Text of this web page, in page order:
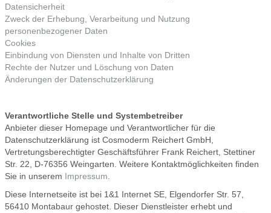
Datensicherheit
Zweck der Erhebung, Verarbeitung und Nutzung
personenbezogener Daten
Cookies
Einbindung von Diensten und Inhalte von Dritten
Rechte der Nutzer und Löschung von Daten
Änderungen der Datenschutzerklärung
Verantwortliche Stelle und Systembetreiber
Anbieter dieser Homepage und Verantwortlicher für die
Datenschutzerklärung ist Cosmoderm Reichert GmbH,
Vertretungsberechtigter Geschäftsführer Frank Reichert, Stettiner
Str. 22, D-76356 Weingarten. Weitere Kontaktmöglichkeiten finden
Sie in unserem Impressum
Diese Internetseite ist bei 1&1 Internet SE, Elgendorfer Str. 57,
56410 Montabaur gehostet. Dieser Dienstleister erhebt und